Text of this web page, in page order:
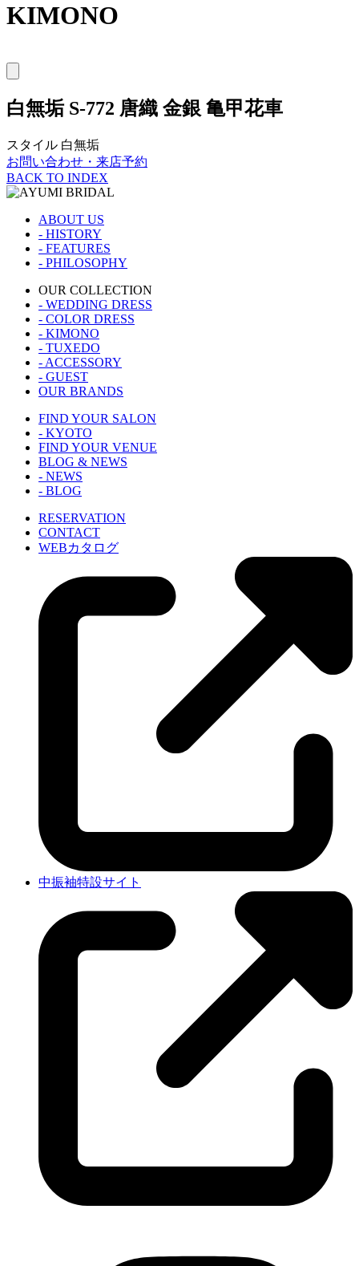
KIMONO
白無垢 S-772 唐織 金銀 亀甲花車
スタイル 白無垢
お問い合わせ・来店予約
BACK TO INDEX
ABOUT US
- HISTORY
- FEATURES
- PHILOSOPHY
OUR COLLECTION
- WEDDING DRESS
- COLOR DRESS
- KIMONO
- TUXEDO
- ACCESSORY
- GUEST
OUR BRANDS
FIND YOUR SALON
- KYOTO
FIND YOUR VENUE
BLOG & NEWS
- NEWS
- BLOG
RESERVATION
CONTACT
WEBカタログ
中振袖特設サイト